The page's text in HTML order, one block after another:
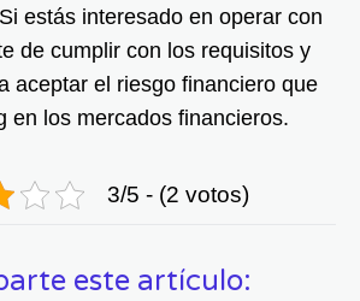
estás interesado en operar con
de cumplir con los requisitos y
aceptar el riesgo financiero que
en los mercados financieros.
3/5 - (2 votos)
este artículo: